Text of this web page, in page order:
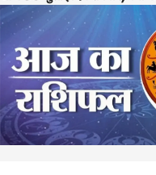
e
b
o
o
k
er l
s
e
n
g
er
e